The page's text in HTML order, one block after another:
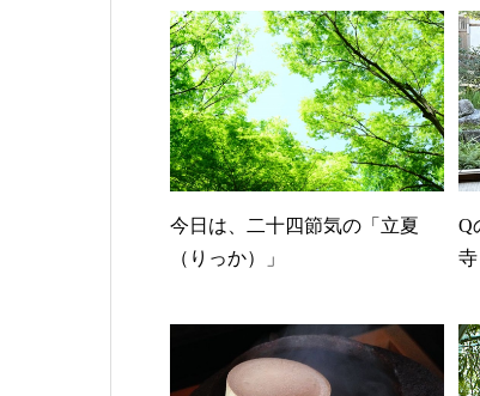
今日は、二十四節気の「立夏
（りっか）」
Q